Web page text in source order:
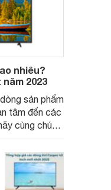
nhiêu?
2023
sản phẩm
tâm đến các
cùng chúng
cũng như
được người
này.